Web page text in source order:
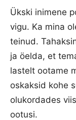
Ükski inimene
vigu. Ka mina
teinud.
ja öelda, et
lastelt ootame
oskaksid kohe
olukordades
ootusi.